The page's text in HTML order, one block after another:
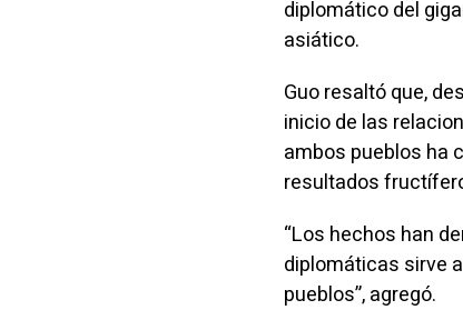
diplomático del
asiático.
Guo resaltó que,
inicio de las
ambos pueblos ha
resultados
“Los hechos han
diplomáticas sirve
pueblos”, agregó.